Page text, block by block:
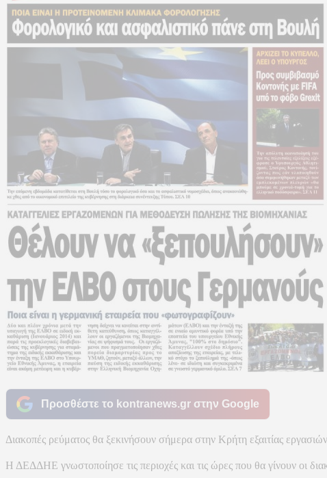
Προσθέστε το kontranews.gr στην Google
Διακοπές ρεύματος θα ξεκινήσουν σήμερα στην Κρήτη εξαιτίας
Η ΔΕΔΔΗΕ γνωστοποίησε τις περιοχές και τις ώρες που θα γίνουν οι